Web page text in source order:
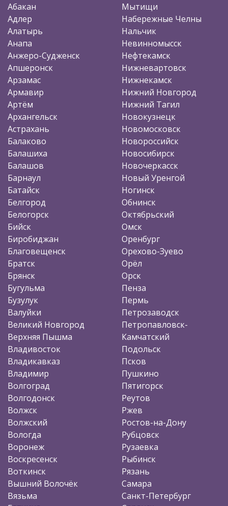
Абакан
Адлер
Алатырь
Анапа
Анжеро-Судженск
Апшеронск
Арзамас
Армавир
Артём
Архангельск
Астрахань
Балаково
Балашиха
Балашов
Барнаул
Батайск
Белгород
Белогорск
Бийск
Биробиджан
Благовещенск
Братск
Брянск
Бугульма
Бузулук
Валуйки
Великий Новгород
Верхняя Пышма
Владивосток
Владикавказ
Владимир
Волгоград
Волгодонск
Волжск
Волжский
Вологда
Воронеж
Воскресенск
Воткинск
Вышний Волочёк
Вязьма
Мытищи
Набережные Челны
Нальчик
Невинномысск
Нефтекамск
Нижневартовск
Нижнекамск
Нижний Новгород
Нижний Тагил
Новокузнецк
Новомосковск
Новороссийск
Новосибирск
Новочеркасск
Новый Уренгой
Ногинск
Обнинск
Октябрьский
Омск
Оренбург
Орехово-Зуево
Орёл
Орск
Пенза
Пермь
Петрозаводск
Петропавловск-
Камчатский
Подольск
Псков
Пушкино
Пятигорск
Реутов
Ржев
Ростов-на-Дону
Рубцовск
Рузаевка
Рыбинск
Рязань
Самара
Санкт-Петербург